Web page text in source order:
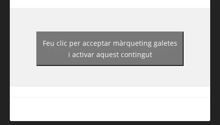
https://www.facebook.com/guiadereus/
Feu clic per acceptar màrqueting galetes
i activar aquest contingut